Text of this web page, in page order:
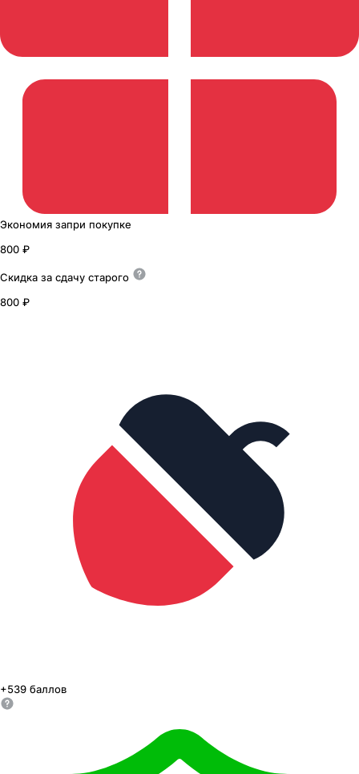
Экономия запри покупке
800 ₽
Скидка за сдачу старого
800 ₽
+539 баллов